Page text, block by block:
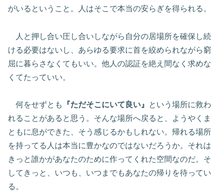
がいるということ。人はそこで本当の安らぎを得られる。
人と押し合い圧し合いしながら自分の居場所を確保し続
ける必要はないし、あらゆる要求に首を絞められながら窮
屈に暮らさなくてもいい。他人の認証を絶え間なく求めな
くてたっていい。
何をせずとも 『ただそこにいて良い』
という場所に救わ
れることがあると思う。そんな場所へ戻ると、ようやくま
ともに息ができた、そう感じるかもしれない。帰れる場所
を持ってる人は本当に豊かなのではないだろうか。それは
きっと誰かがあなたのために作ってくれた空間なのだ。そ
してきっと、いつも、いつまでもあなたの帰りを待ってい
る。